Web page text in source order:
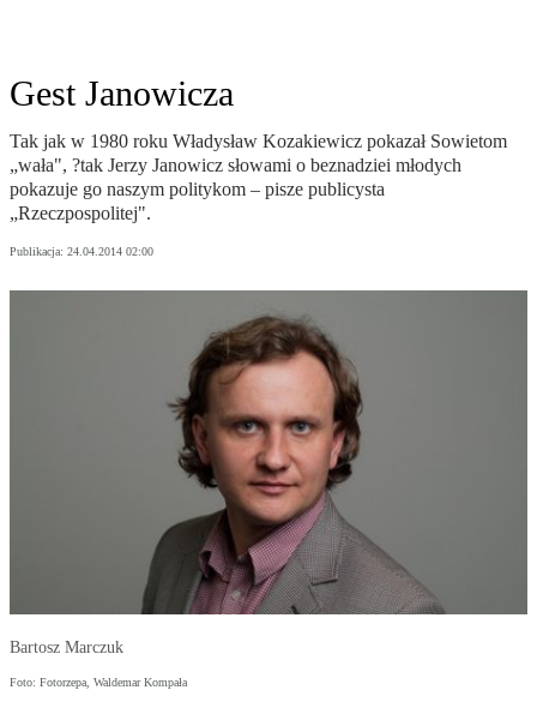
Gest Janowicza
Tak jak w 1980 roku Władysław Kozakiewicz pokazał Sowietom
„wała", ?tak Jerzy Janowicz słowami o beznadziei młodych
pokazuje go naszym politykom – pisze publicysta
„Rzeczpospolitej".
Publikacja: 24.04.2014 02:00
Bartosz Marczuk
Foto: Fotorzepa, Waldemar Kompała